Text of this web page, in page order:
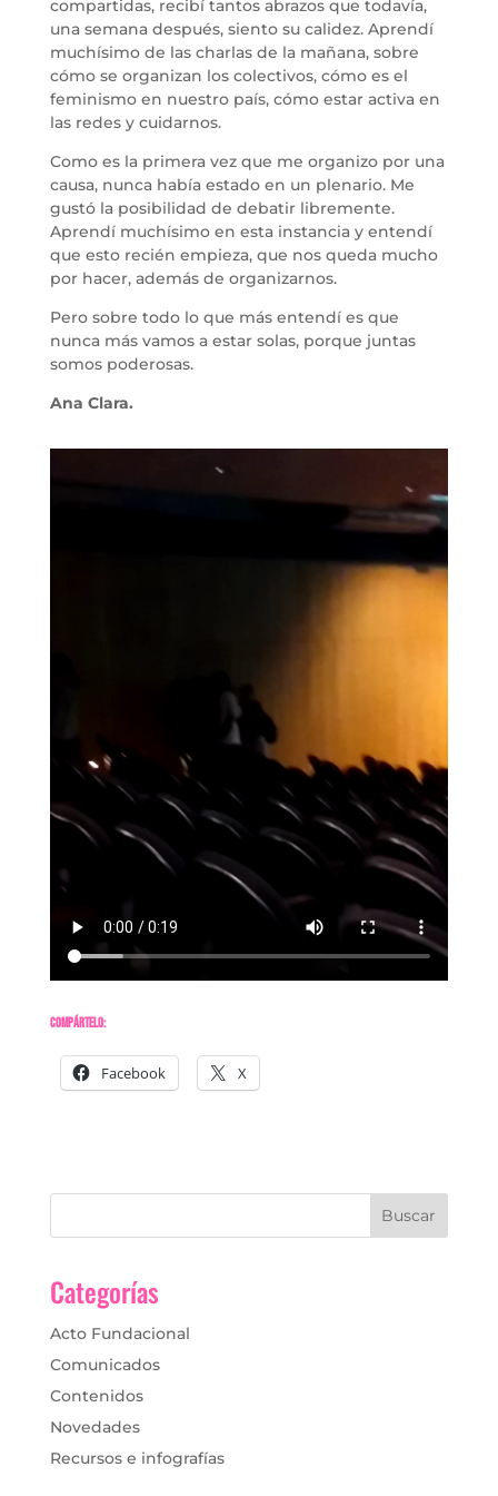
compartidas, recibí tantos abrazos que todavía,
una semana después, siento su calidez. Aprendí
muchísimo de las charlas de la mañana, sobre
cómo se organizan los colectivos, cómo es el
feminismo en nuestro país, cómo estar activa en
las redes y cuidarnos.
Como es la primera vez que me organizo por una
causa, nunca había estado en un plenario. Me
gustó la posibilidad de debatir libremente.
Aprendí muchísimo en esta instancia y entendí
que esto recién empieza, que nos queda mucho
por hacer, además de organizarnos.
Pero sobre todo lo que más entendí es que
nunca más vamos a estar solas, porque juntas
somos poderosas.
Ana Clara.
Compártelo:
Facebook X
Categorías
Acto Fundacional
Comunicados
Contenidos
Novedades
Recursos e infografías